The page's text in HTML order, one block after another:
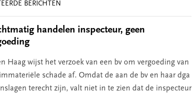
BERICHTEN
handelen inspecteur, geen
Haag wijst het verzoek van een bv om vergoeding van
schade af. Omdat de aan de bv en haar dga
terecht zijn, valt niet in te zien dat de inspecteur